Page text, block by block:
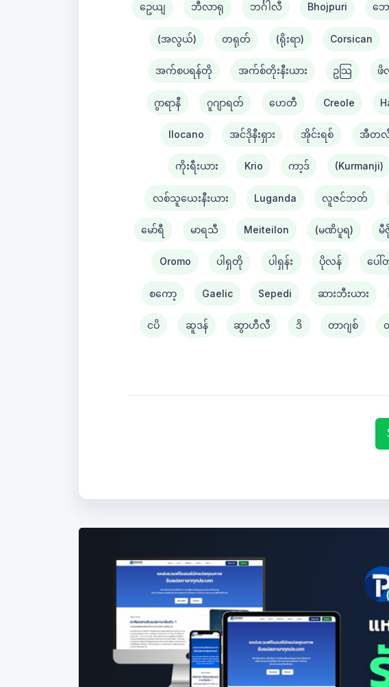
ဥေယျ ဘီလာရု ဘင်္ဂါလီ Bhojpuri ဘေ
(အလွယ်) တရုတ် (ရိုးရာ) Corsican
အက်စပရန်တို အက်စ်တိုးနီးယား ဥသြ ဖိ
ဂွာရာနီ ဂူဂျာရတ် ဟေတီ Creole
Ilocano အင်ဒိုနီးရှား အိုင်းရစ် အီတ
ကိုးရီးယား Krio ကာ့ဒ် (Kurmanji)
လစ်သူယေးနီးယား Luganda လူဇင်ဘတ်
မော်ရီ မာရသီ Meiteilon (မဏိပူရ) မီ
Oromo ပါရှတို ပါရှန်း ပိုလန် ပေါ်
စကော့ Gaelic Sepedi ဆားဘီးယား
ငပိ ဆူဒန် ဆွာဟီလီ ဒိ တာဂျစ်